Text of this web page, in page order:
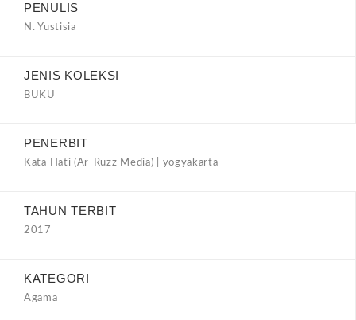
PENULIS
N. Yustisia
JENIS KOLEKSI
BUKU
PENERBIT
Kata Hati (Ar-Ruzz Media) | yogyakarta
TAHUN TERBIT
2017
KATEGORI
Agama